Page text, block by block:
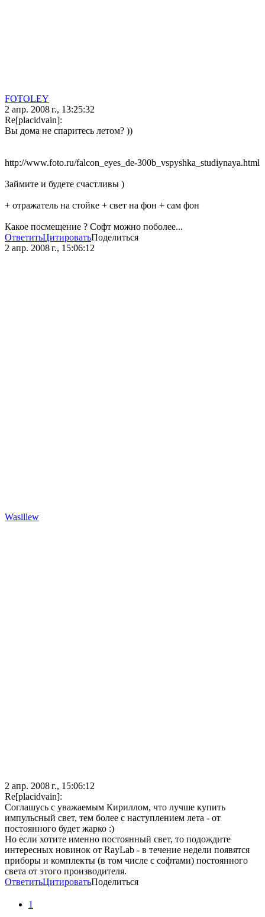
FOTOLEY
2 апр. 2008 г., 13:25:32
Re[placidvain]:
Вы дома не спаритесь летом? ))
http://www.foto.ru/falcon_eyes_de-300b_vspyshka_studiynaya.html
Займите и будете счастливы )
+ отражатель на стойке + свет на фон + сам фон
Какое посмещение ? Софт можно поболее...
ОтветитьЦитироватьПоделиться
2 апр. 2008 г., 15:06:12
Wasillew
2 апр. 2008 г., 15:06:12
Re[placidvain]:
Соглашусь с уважаемым Кириллом, что лучше купить
импульсный свет, тем более с наступлением лета - от
постоянного будет жарко :)
Но если хотите именно постоянный свет, то подождите
интересных новинок от RayLab - в течение недели появятся
приборы и комплекты (в том числе с софтами) постоянного
света от этого производителя.
ОтветитьЦитироватьПоделиться
1